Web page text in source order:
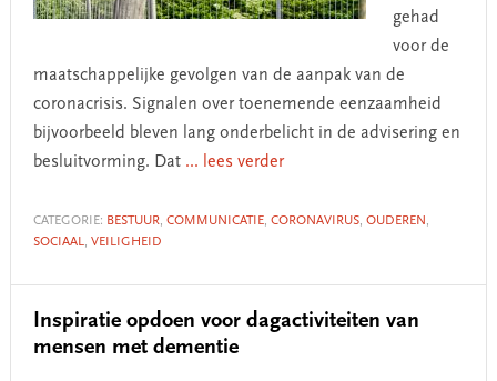
gehad
voor de
maatschappelijke gevolgen van de aanpak van de
coronacrisis. Signalen over toenemende eenzaamheid
bijvoorbeeld bleven lang onderbelicht in de advisering en
besluitvorming. Dat ... lees verder
CATEGORIE: BESTUUR, COMMUNICATIE, CORONAVIRUS, OUDEREN ,
SOCIAAL, VEILIGHEID
Inspiratie opdoen voor dagactiviteiten van
mensen met dementie